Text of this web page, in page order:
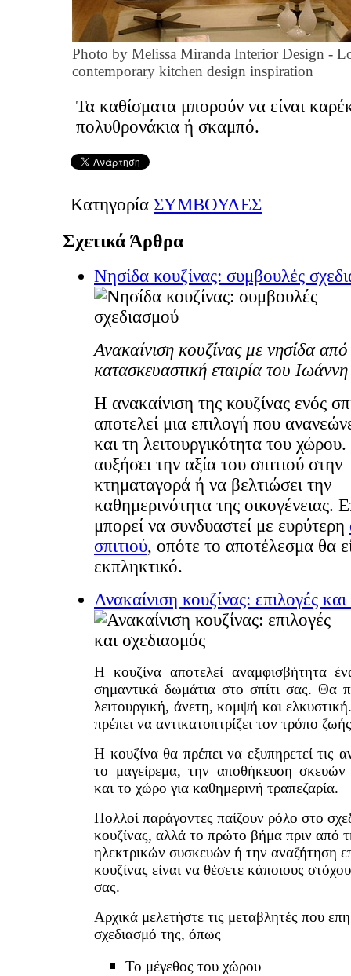
Photo by Melissa Miranda Interior Design -
contemporary kitchen design inspiration
Τα καθίσματα μπορούν να είναι
πολυθρονάκια ή σκαμπό.
Κατηγορία ΣΥΜΒΟΥΛΕΣ
Σχετικά Άρθρα
Νησίδα κουζίνας: συμβουλές
Ανακαίνιση κουζίνας με νησίδα από
κατασκευαστική εταιρία του
Η ανακαίνιση της κουζίνας ενός
αποτελεί μια επιλογή που
και τη λειτουργικότητα του
αυξήσει την αξία του σπιτιού στην
κτηματαγορά ή να βελτιώσει την
καθημερινότητα της οικογένειας.
μπορεί να συνδυαστεί με ευρύτερη
σπιτιού, οπότε το αποτέλεσμα θα
εκπληκτικό.
Ανακαίνιση κουζίνας: επιλογές
Η κουζίνα αποτελεί αναμφισβήτητα
σημαντικά δωμάτια στο σπίτι σας. Θα
λειτουργική, άνετη, κομψή και
πρέπει να αντικατοπτρίζει τον τρόπο
Η κουζίνα θα πρέπει να εξυπηρετεί τις
το μαγείρεμα, την αποθήκευση σκευών
και το χώρο για καθημερινή τραπεζαρία.
Πολλοί παράγοντες παίζουν ρόλο στο
κουζίνας, αλλά το πρώτο βήμα πριν από
ηλεκτρικών συσκευών ή την αναζήτηση
κουζίνας είναι να θέσετε κάποιους
σας.
Αρχικά μελετήστε τις μεταβλητές που
σχεδιασμό της, όπως
Το μέγεθος του χώρου